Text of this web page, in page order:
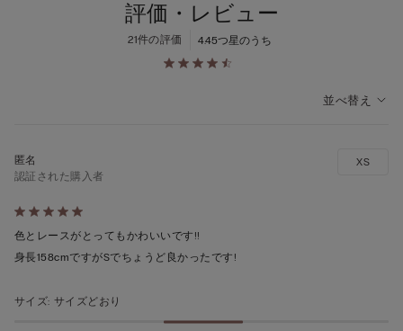
評価・レビュー
4.45つ星のうち
21件の評価
並べ替え
5
段
階
う
認証された購入者
色とレースがとってもかわいいです!!
身長158cmですがSでちょうど良かったです!
XS
サイズ: サイズどおり